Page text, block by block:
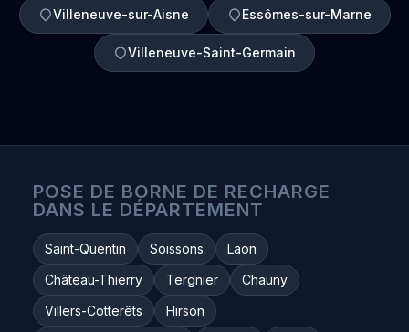
Villeneuve-sur-Aisne Essômes-sur-Marne
Villeneuve-Saint-Germain
POSE DE BORNE DE RECHARGE
DANS LE DÉPARTEMENT
Saint-Quentin Soissons
Laon
Château-Thierry
Tergnier
Chauny
Villers-Cotterêts
Hirson